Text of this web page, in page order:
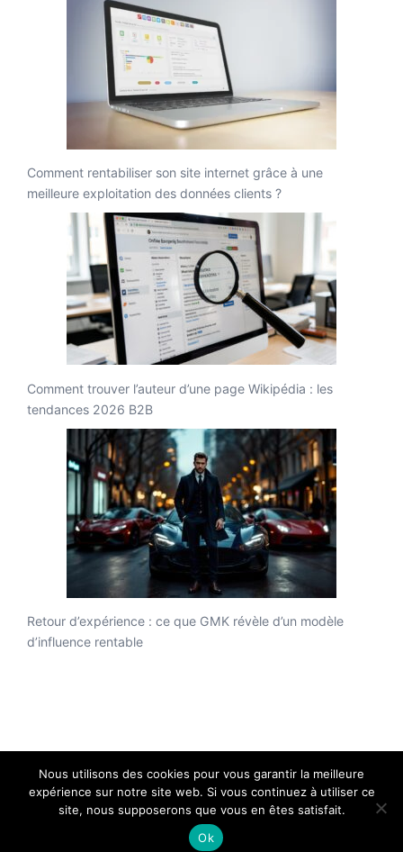
Comment rentabiliser son site internet grâce à une
meilleure exploitation des données clients ?
Comment trouver l’auteur d’une page Wikipédia : les
tendances 2026 B2B
Retour d’expérience : ce que GMK révèle d’un modèle
d’influence rentable
Web agency, studio de création et d'édition - Copyright
2026 - Tous droits réservés.
Nous utilisons des cookies pour vous garantir la meilleure
expérience sur notre site web. Si vous continuez à utiliser ce
site, nous supposerons que vous en êtes satisfait.
Ok